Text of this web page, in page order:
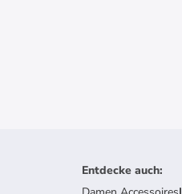
Entdecke auch: